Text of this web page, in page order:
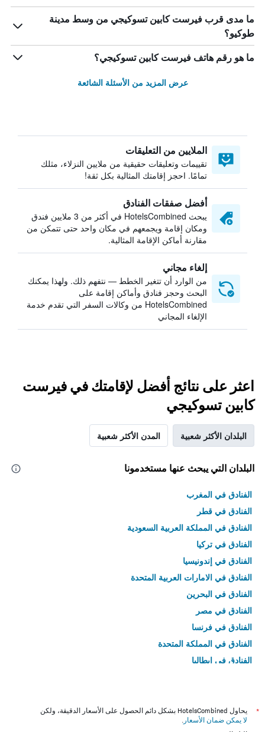
ما مدى قرب فيرست كابين تسوكيجي من وسط مدينة
طوكيو؟
ما هو رقم هاتف فيرست كابين تسوكيجي؟
عرض المزيد من الأسئلة الشائعة
الملايين من التعليقات
تقييمات وتعليقات حقيقية من ملايين النزلاء، مثلك
تمامًا. احجز إقامتك المثالية بكل ثقة!
أفضل صفقات الفنادق
يبحث HotelsCombined في أكثر من 3 ملايين فندق
ومكان إقامة ويجمعهم في مكان واحد حتى تتمكن من
مقارنة أماكن الإقامة المثالية.
إلغاء مجاني
من الوارد أن تتغير الخطط — نتفهم ذلك. ولهذا يمكنك
البحث وحجز فنادق وأماكن إقامة على
HotelsCombined من وكالات السفر التي تقدم خدمة
الإلغاء المجاني
اعثر على نتائج أفضل لإقامتك في فيرست
كابين تسوكيجي
البلدان الأكثر شعبية المدن الأكثر شعبية
البلدان التي يبحث عنها مستخدمونا
الفنادق في المغرب
الفنادق في قطر
الفنادق في المملكة العربية السعودية
الفنادق في تركيا
الفنادق في إندونيسيا
الفنادق في الامارات العربية المتحدة
الفنادق في البحرين
الفنادق في مصر
الفنادق في فرنسا
الفنادق في المملكة المتحدة
الفنادق في إيطاليا
*
يحاول HotelsCombined بشكل دائم الحصول على الأسعار الدقيقة، ولكن
لا يمكن ضمان الأسعار .